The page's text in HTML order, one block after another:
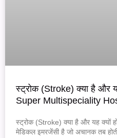
स्ट्रोक (Stroke) क्या है और
Super Multispeciality
स्ट्रोक (Stroke) क्या है और यह क्यों
मेडिकल इमरजेंसी है जो अचानक तब